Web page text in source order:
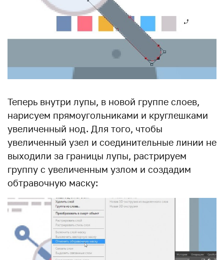
Теперь внутри лупы, в новой группе слоев,
нарисуем прямоугольниками и круглешками
увеличенный нод. Для того, чтобы
увеличенный узел и соединительные линии не
выходили за границы лупы, растрируем
группу с увеличенным узлом и создадим
обтравочную маску: